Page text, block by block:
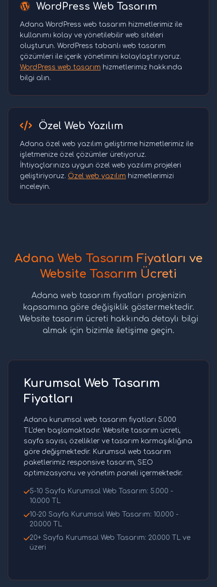
WordPress Web Tasarım
Adana WordPress web tasarım hizmetlerimiz ile
kullanımı kolay ve yönetilebilir web siteleri
oluşturun. WordPress tabanlı web tasarım
çözümleri ile içerik yönetimini kolaylaştırıyoruz.
WordPress web tasarım hizmetlerimiz hakkında
bilgi alın.
Özel Web Yazılım
Adana özel web yazılım geliştirme hizmetlerimiz ile
işletmenize özel çözümler üretiyoruz.
İhtiyaçlarınıza uygun özel web yazılım projeleri
geliştiriyoruz. Özel web yazılım hizmetlerimizi
inceleyin.
Adana Web Tasarım Fiyatları ve
Website Tasarım Ücreti
Adana web tasarım fiyatları projenizin
kapsamına göre değişiklik göstermektedir.
Website tasarım ücreti hakkında detaylı bilgi
almak için bizimle iletişime geçin.
Kurumsal Web Tasarım
Fiyatları
Adana kurumsal web tasarım fiyatları 5.000
TL'den başlamaktadır. Website tasarım ücreti,
sayfa sayısı, özellikler ve tasarım karmaşıklığına
göre değişmektedir. Kurumsal web tasarım
paketlerimiz responsive tasarım, SEO
optimizasyonu ve yönetim paneli içermektedir.
5-10 Sayfa Kurumsal Web Tasarım: 5.000 -
10.000 TL
10-20 Sayfa Kurumsal Web Tasarım: 10.000 -
20.000 TL
20+ Sayfa Kurumsal Web Tasarım: 20.000 TL ve
üzeri